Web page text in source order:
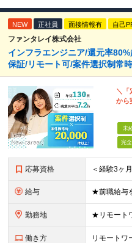
NEW 正社員 面接情報有 自己
ファンタレイ株式会社
インフラエンジニア/還元率
保証/リモート可/案件選択制常
＼「
から
未
完
応募資格
給与
勤務地
働き方 リモートワ